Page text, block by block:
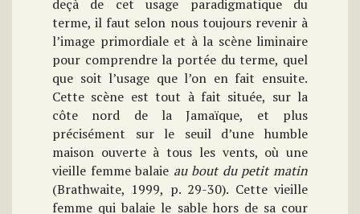
deçà de cet usage paradigmatique du
terme, il faut selon nous toujours revenir à
l’image primordiale et à la scène liminaire
pour comprendre la portée du terme, quel
que soit l’usage que l’on en fait ensuite.
Cette scène est tout à fait située, sur la
côte nord de la Jamaïque, et plus
précisément sur le seuil d’une humble
maison ouverte à tous les vents, où une
vieille femme balaie au bout du petit matin
(Brathwaite, 1999, p. 29-30). Cette vieille
femme qui balaie le sable hors de sa cour